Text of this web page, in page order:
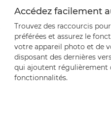
Accédez facilement
Trouvez des raccourcis
préférées et assurez le
votre appareil photo et de
disposant des dernières
qui ajoutent régulièrement
fonctionnalités.